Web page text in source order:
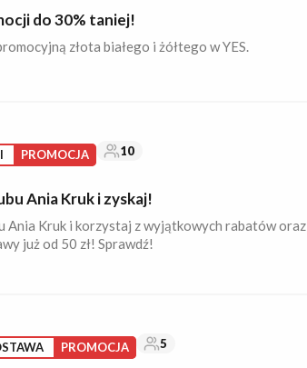
do 30% taniej!
złota białego i żółtego w YES.
PROMOCJA 10
Ania Kruk i zyskaj!
Ania Kruk i korzystaj z wyjątkowych rabatów oraz
już od 50 zł! Sprawdź!
PROMOCJA 5